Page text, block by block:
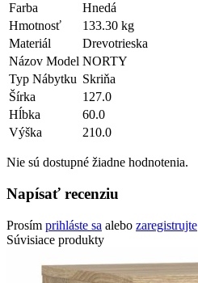
Farba
Hnedá
Hmotnosť
133.30 kg
Materiál
Drevotrieska
Názov Model NORTY
Typ Nábytku Skriňa
Šírka
127.0
Hĺbka
60.0
Výška
210.0
Nie sú dostupné žiadne hodnotenia.
Napísať recenziu
Prosím prihláste sa alebo zaregistrujte
Súvisiace produkty